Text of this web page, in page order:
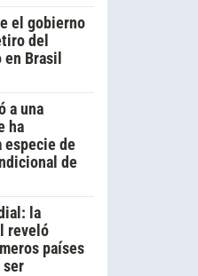
el gobierno
del
Brasil
a una
ha
especie de
de
la
reveló
países
ser